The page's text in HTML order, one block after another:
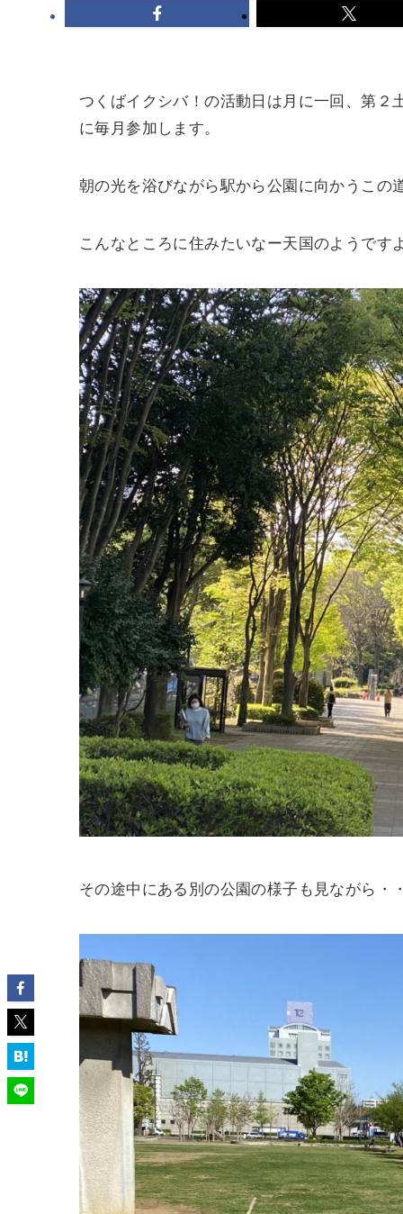
つくばイクシバ！の活動日は月に一回、第２
に毎月参加します。
朝の光を浴びながら駅から公園に向かうこの
こんなところに住みたいなー天国のようです
その途中にある別の公園の様子も見ながら